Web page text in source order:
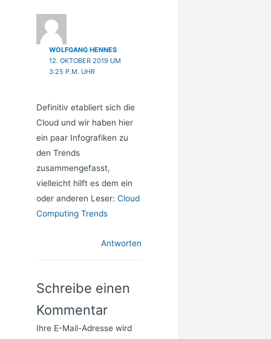
WOLFGANG HENNES
12. OKTOBER 2019 UM
3:25 P.M. UHR
Definitiv etabliert sich die
Cloud und wir haben hier
ein paar Infografiken zu
den Trends
zusammengefasst,
vielleicht hilft es dem ein
oder anderen Leser: Cloud
Computing Trends
Antworten
Schreibe einen
Kommentar
Ihre E-Mail-Adresse wird